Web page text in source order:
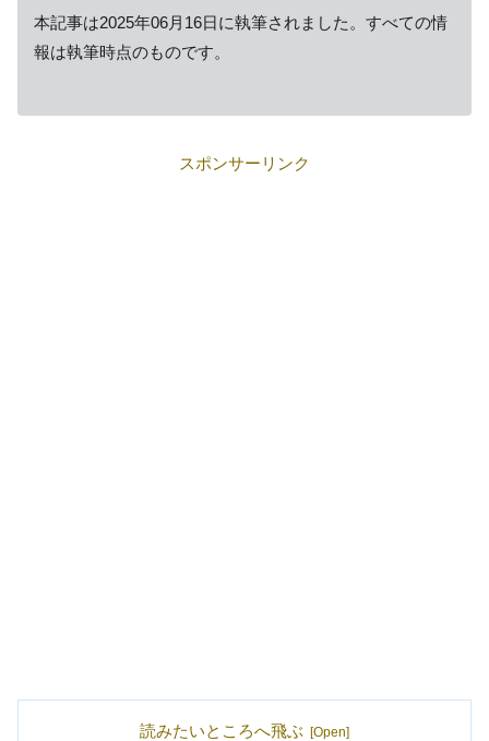
本記事は2025年06月16日に執筆されました。すべての情
報は執筆時点のものです。
スポンサーリンク
読みたいところへ飛ぶ